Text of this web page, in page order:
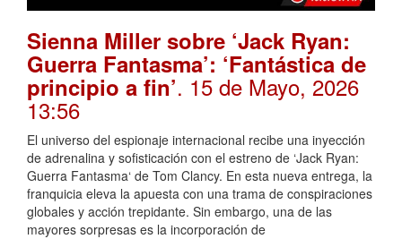
Sienna Miller sobre ‘Jack Ryan:
Guerra Fantasma’: ‘Fantástica de
principio a fin’. 15 de Mayo, 2026
13:56
El universo del espionaje internacional recibe una inyección
de adrenalina y sofisticación con el estreno de ‘Jack Ryan:
Guerra Fantasma‘ de Tom Clancy. En esta nueva entrega, la
franquicia eleva la apuesta con una trama de conspiraciones
globales y acción trepidante. Sin embargo, una de las
mayores sorpresas es la incorporación de